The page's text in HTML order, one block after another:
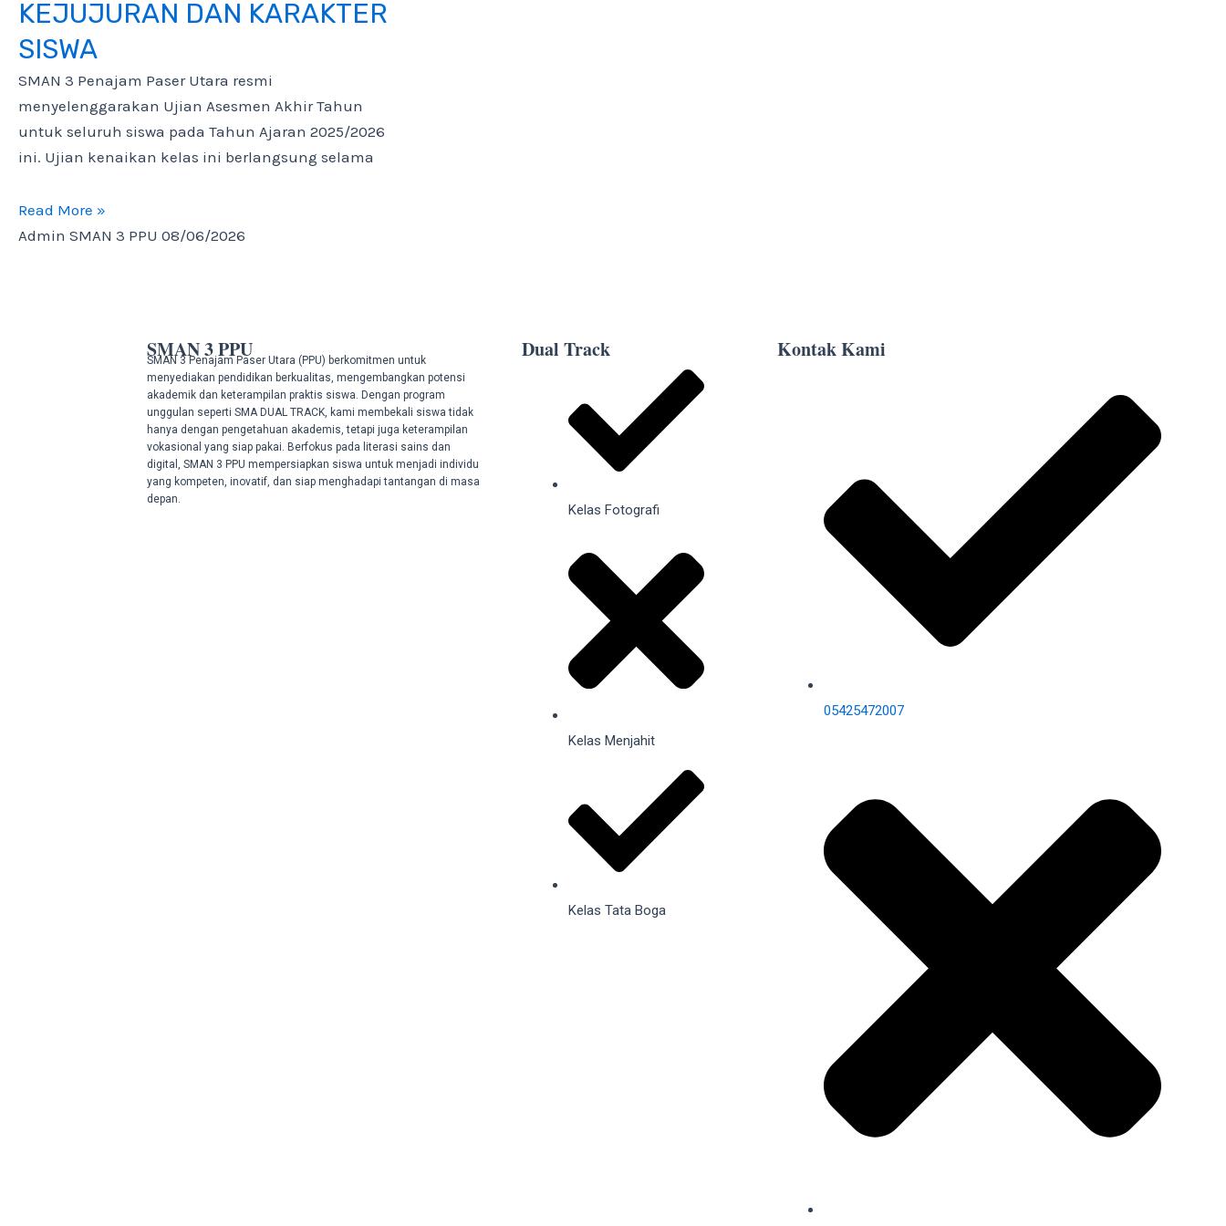
KEJUJURAN DAN KARAKTER
SISWA
SMAN 3 Penajam Paser Utara resmi
menyelenggarakan Ujian Asesmen Akhir Tahun
untuk seluruh siswa pada Tahun Ajaran 2025/2026
ini. Ujian kenaikan kelas ini berlangsung selama
Read More »
Admin SMAN 3 PPU 08/06/2026
SMAN 3 PPU
SMAN 3 Penajam Paser Utara (PPU) berkomitmen untuk
menyediakan pendidikan berkualitas, mengembangkan potensi
akademik dan keterampilan praktis siswa. Dengan program
unggulan seperti SMA DUAL TRACK, kami membekali siswa tidak
hanya dengan pengetahuan akademis, tetapi juga keterampilan
vokasional yang siap pakai. Berfokus pada literasi sains dan
digital, SMAN 3 PPU mempersiapkan siswa untuk menjadi individu
yang kompeten, inovatif, dan siap menghadapi tantangan di masa
depan.
Dual Track
Kelas Fotografi
Kelas Menjahit
Kelas Tata Boga
Kontak Kami
05425472007